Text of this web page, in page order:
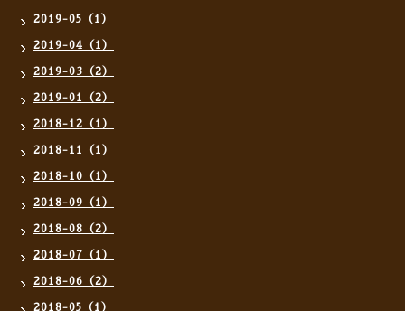
2019-05（1）
2019-04（1）
2019-03（2）
2019-01（2）
2018-12（1）
2018-11（1）
2018-10（1）
2018-09（1）
2018-08（2）
2018-07（1）
2018-06（2）
2018-05（1）